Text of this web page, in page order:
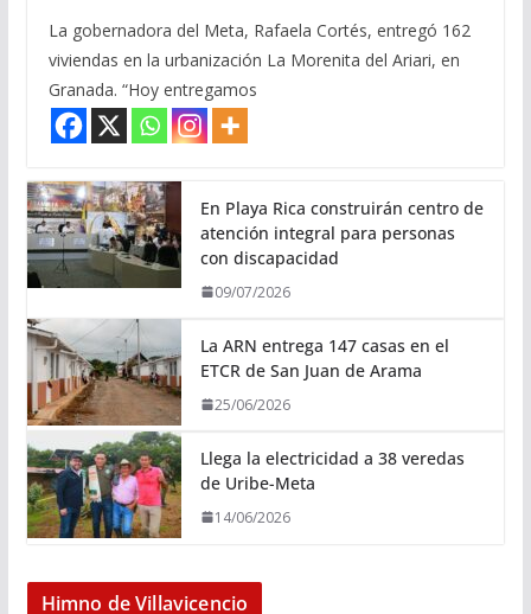
La gobernadora del Meta, Rafaela Cortés, entregó 162
viviendas en la urbanización La Morenita del Ariari, en
Granada. “Hoy entregamos
En Playa Rica construirán centro de
atención integral para personas
con discapacidad
09/07/2026
La ARN entrega 147 casas en el
ETCR de San Juan de Arama
25/06/2026
Llega la electricidad a 38 veredas
de Uribe-Meta
14/06/2026
Himno de Villavicencio